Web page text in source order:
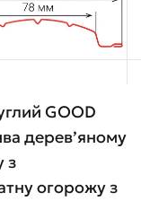
GOOD
дерев’яному
з
огорожу з